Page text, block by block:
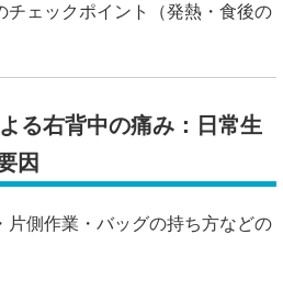
チェックポイント（発熱・食後の
る右背中の痛み：日常生
因
片側作業・バッグの持ち方などの